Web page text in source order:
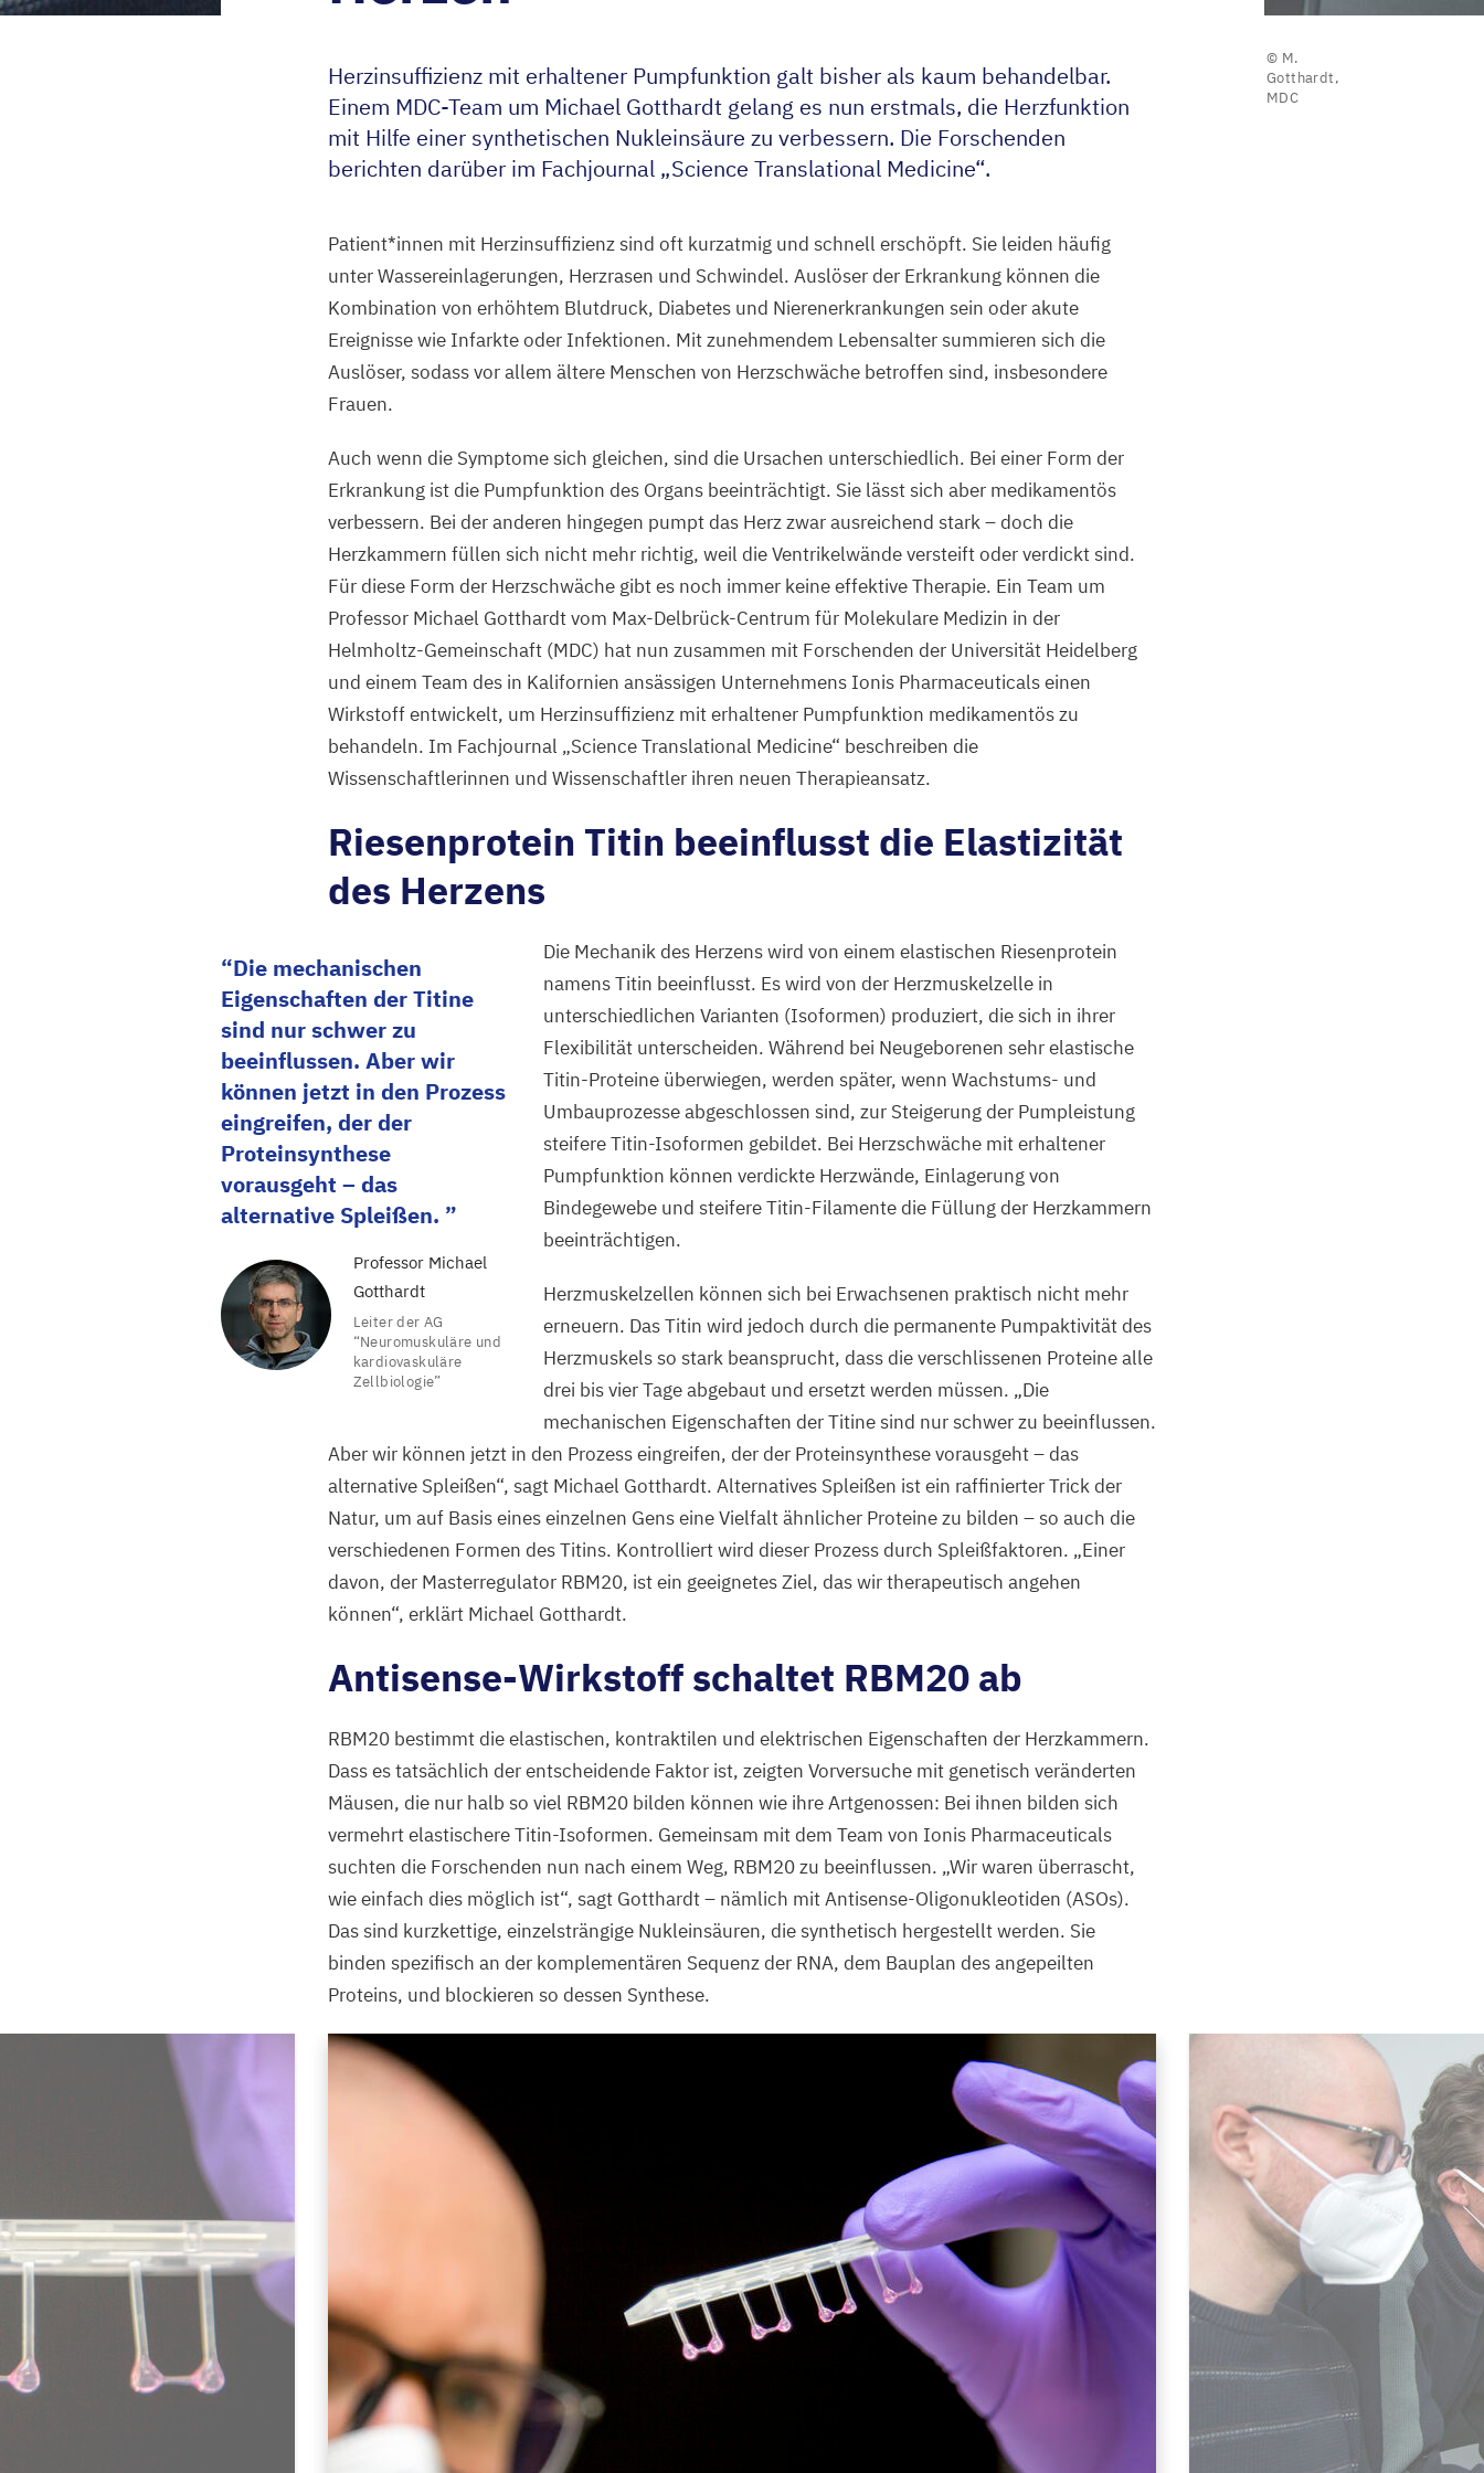
© M.
Gotthardt,
MDC
Herzinsuffizienz mit erhaltener Pumpfunktion galt bisher als kaum behandelbar.
Einem MDC-Team um Michael Gotthardt gelang es nun erstmals, die Herzfunktion
mit Hilfe einer synthetischen Nukleinsäure zu verbessern. Die Forschenden
berichten darüber im Fachjournal „Science Translational Medicine“.
Patient*innen mit Herzinsuffizienz sind oft kurzatmig und schnell erschöpft. Sie leiden häufig
unter Wassereinlagerungen, Herzrasen und Schwindel. Auslöser der Erkrankung können die
Kombination von erhöhtem Blutdruck, Diabetes und Nierenerkrankungen sein oder akute
Ereignisse wie Infarkte oder Infektionen. Mit zunehmendem Lebensalter summieren sich die
Auslöser, sodass vor allem ältere Menschen von Herzschwäche betroffen sind, insbesondere
Frauen.
Auch wenn die Symptome sich gleichen, sind die Ursachen unterschiedlich. Bei einer Form der
Erkrankung ist die Pumpfunktion des Organs beeinträchtigt. Sie lässt sich aber medikamentös
verbessern. Bei der anderen hingegen pumpt das Herz zwar ausreichend stark – doch die
Herzkammern füllen sich nicht mehr richtig, weil die Ventrikelwände versteift oder verdickt sind.
Für diese Form der Herzschwäche gibt es noch immer keine effektive Therapie. Ein Team um
Professor Michael Gotthardt vom Max-Delbrück-Centrum für Molekulare Medizin in der
Helmholtz-Gemeinschaft (MDC) hat nun zusammen mit Forschenden der Universität Heidelberg
und einem Team des in Kalifornien ansässigen Unternehmens Ionis Pharmaceuticals einen
Wirkstoff entwickelt, um Herzinsuffizienz mit erhaltener Pumpfunktion medikamentös zu
behandeln. Im Fachjournal „Science Translational Medicine“ beschreiben die
Wissenschaftlerinnen und Wissenschaftler ihren neuen Therapieansatz.
Riesenprotein Titin beeinflusst die Elastizität
des Herzens
Die mechanischen
Eigenschaften der Titine
sind nur schwer zu
beeinflussen. Aber wir
können jetzt in den Prozess
eingreifen, der der
Proteinsynthese
vorausgeht – das
alternative Spleißen.
Professor Michael
Gotthardt
Leiter der AG
“Neuromuskuläre und
kardiovaskuläre
Zellbiologie”
Die Mechanik des Herzens wird von einem elastischen Riesenprotein
namens Titin beeinflusst. Es wird von der Herzmuskelzelle in
unterschiedlichen Varianten (Isoformen) produziert, die sich in ihrer
Flexibilität unterscheiden. Während bei Neugeborenen sehr elastische
Titin-Proteine überwiegen, werden später, wenn Wachstums- und
Umbauprozesse abgeschlossen sind, zur Steigerung der Pumpleistung
steifere Titin-Isoformen gebildet. Bei Herzschwäche mit erhaltener
Pumpfunktion können verdickte Herzwände, Einlagerung von
Bindegewebe und steifere Titin-Filamente die Füllung der Herzkammern
beeinträchtigen.
Herzmuskelzellen können sich bei Erwachsenen praktisch nicht mehr
erneuern. Das Titin wird jedoch durch die permanente Pumpaktivität des
Herzmuskels so stark beansprucht, dass die verschlissenen Proteine alle
drei bis vier Tage abgebaut und ersetzt werden müssen. „Die
mechanischen Eigenschaften der Titine sind nur schwer zu beeinflussen.
Aber wir können jetzt in den Prozess eingreifen, der der Proteinsynthese vorausgeht – das
alternative Spleißen“, sagt Michael Gotthardt. Alternatives Spleißen ist ein raffinierter Trick der
Natur, um auf Basis eines einzelnen Gens eine Vielfalt ähnlicher Proteine zu bilden – so auch die
verschiedenen Formen des Titins. Kontrolliert wird dieser Prozess durch Spleißfaktoren. „Einer
davon, der Masterregulator RBM20, ist ein geeignetes Ziel, das wir therapeutisch angehen
können“, erklärt Michael Gotthardt.
Antisense-Wirkstoff schaltet RBM20 ab
RBM20 bestimmt die elastischen, kontraktilen und elektrischen Eigenschaften der Herzkammern.
Dass es tatsächlich der entscheidende Faktor ist, zeigten Vorversuche mit genetisch veränderten
Mäusen, die nur halb so viel RBM20 bilden können wie ihre Artgenossen: Bei ihnen bilden sich
vermehrt elastischere Titin-Isoformen. Gemeinsam mit dem Team von Ionis Pharmaceuticals
suchten die Forschenden nun nach einem Weg, RBM20zu beeinflussen. „Wir waren überrascht,
wie einfach dies möglich ist“, sagt Gotthardt – nämlich mit Antisense-Oligonukleotiden (ASOs).
Das sind kurzkettige, einzelsträngige Nukleinsäuren, die synthetisch hergestellt werden. Sie
binden spezifisch an der komplementären Sequenz der RNA, dem Bauplan des angepeilten
Proteins, und blockieren so dessen Synthese.